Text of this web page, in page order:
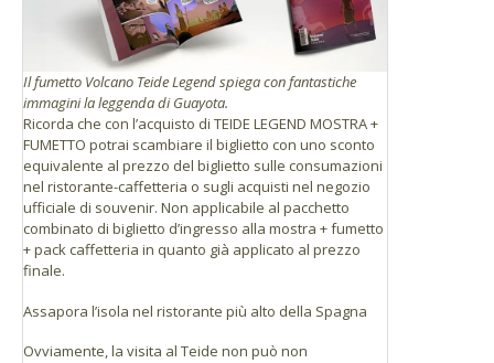
Il fumetto Volcano Teide Legend spiega con fantastiche
immagini la leggenda di Guayota.
Ricorda che con l’acquisto di TEIDE LEGEND MOSTRA +
FUMETTO potrai scambiare il biglietto con uno sconto
equivalente al prezzo del biglietto sulle consumazioni
nel ristorante-caffetteria o sugli acquisti nel negozio
ufficiale di souvenir. Non applicabile al pacchetto
combinato di biglietto d’ingresso alla mostra + fumetto
+ pack caffetteria in quanto già applicato al prezzo
finale.
Assapora l’isola nel ristorante più alto della Spagna
Ovviamente, la visita al Teide non può non